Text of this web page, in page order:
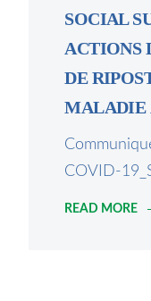
SOCIAL
ACTIONS
DE
MALADIE
COVID-
READ MORE